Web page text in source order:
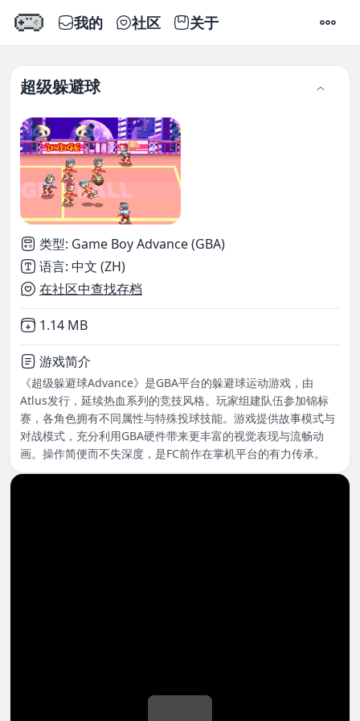
我的 社区 关于 设置
超级躲避球
类型: Game Boy Advance (GBA)
语言: 中文 (ZH)
在社区中查找存档
Not downloaded
1.14 MB
游戏简介
《超级躲避球Advance》是GBA平台的躲避球运动游戏，由
Atlus发行，延续热血系列的竞技风格。玩家组建队伍参加锦标
赛，各角色拥有不同属性与特殊投球技能。游戏提供故事模式与
对战模式，充分利用GBA硬件带来更丰富的视觉表现与流畅动
画。操作简便而不失深度，是FC前作在掌机平台的有力传承。